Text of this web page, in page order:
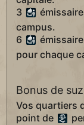
3
campus.
6
pour chaque
Bonus de
Vos quartiers
point de